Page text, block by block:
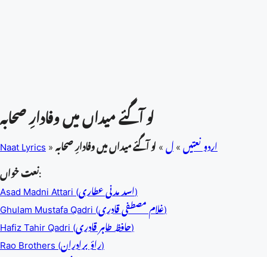
لو آگئے میداں میں وفادارِ صحابہ
Naat Lyrics » اردو نعتیں » ل » لو آگئے میداں میں وفادارِ صحابہ
نعت خواں:
Asad Madni Attari (اسد مدنی عطاری)
Ghulam Mustafa Qadri (غلام مصطفی قادری)
Hafiz Tahir Qadri (حافظ طاہر قادری)
Rao Brothers (راؤ برادران)